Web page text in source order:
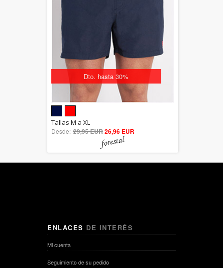
Dto. hasta 30%
out of 5
Tallas M a XL
Desde: 29,95 EUR26,96 EUR
ENLACES DE INTERÉS
Mi cuenta
Seguimiento de su pedido